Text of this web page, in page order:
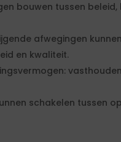
bouwen tussen beleid,
afwegingen
en kwaliteit.
schakelen tussen